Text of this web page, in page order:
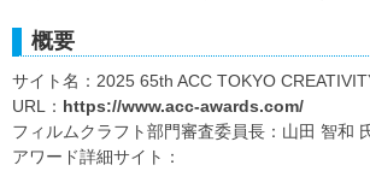
概要
サイト名：2025 65th ACC TOKYO
URL： https://www.acc-awards.com/
フィルムクラフト部門審査委員長：山田 智和
アワード詳細サイト：